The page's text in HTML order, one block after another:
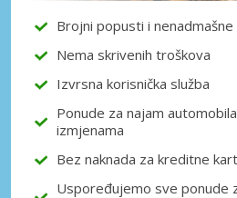
Brojni popusti i
Nema skrivenih troškova
Izvrsna korisnička služba
Ponude za najam
izmjenama
Bez naknada za kreditne
Uspoređujemo sve ponude
Prijava putem